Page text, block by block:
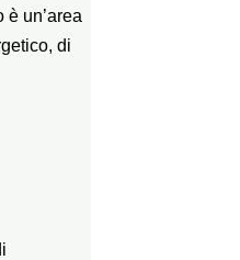
un’area
di